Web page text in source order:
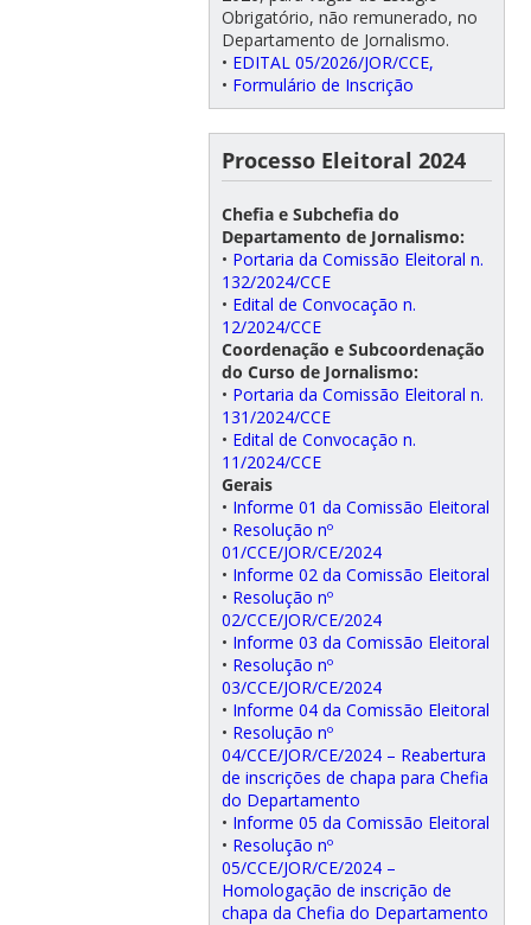
Obrigatório, não remunerado, no
Departamento de Jornalismo.
• EDITAL 05/2026/JOR/CCE,
• Formulário de Inscrição
Processo Eleitoral 2024
Chefia e Subchefia do
Departamento de Jornalismo:
• Portaria da Comissão Eleitoral n.
132/2024/CCE
• Edital de Convocação n.
12/2024/CCE
Coordenação e Subcoordenação
do Curso de Jornalismo:
• Portaria da Comissão Eleitoral n.
131/2024/CCE
• Edital de Convocação n.
11/2024/CCE
Gerais
• Informe 01 da Comissão Eleitoral
• Resolução nº
01/CCE/JOR/CE/2024
• Informe 02 da Comissão Eleitoral
• Resolução nº
02/CCE/JOR/CE/2024
• Informe 03 da Comissão Eleitoral
• Resolução nº
03/CCE/JOR/CE/2024
• Informe 04 da Comissão Eleitoral
• Resolução nº
04/CCE/JOR/CE/2024 – Reabertura
de inscrições de chapa para Chefia
do Departamento
• Informe 05 da Comissão Eleitoral
• Resolução nº
05/CCE/JOR/CE/2024 –
Homologação de inscrição de
chapa da Chefia do Departamento